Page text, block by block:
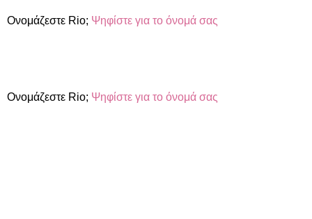
Ονομάζεστε Rio; Ψηφίστε για το όνομά σας
Ονομάζεστε Rio; Ψηφίστε για το όνομά σας